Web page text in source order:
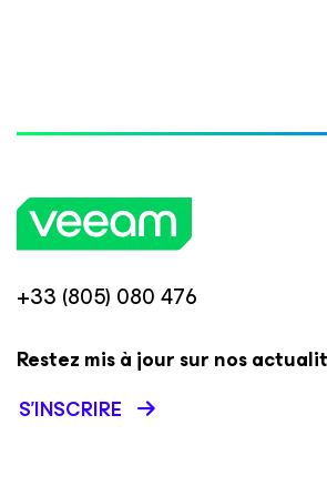
+33 (805) 080 476
Restez mis à jour sur nos
S’INSCRIRE